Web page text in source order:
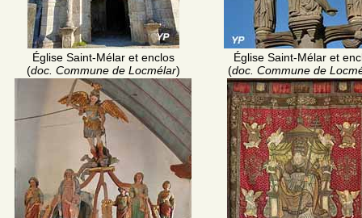
Église Saint-Mélar et enclos
(doc. Commune de Locmélar)
Église Saint-Mélar et
(doc. Commune de